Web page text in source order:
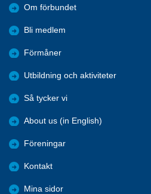
Om förbundet
Bli medlem
Förmåner
Utbildning och aktiviteter
Så tycker vi
About us (in English)
Föreningar
Kontakt
Mina sidor